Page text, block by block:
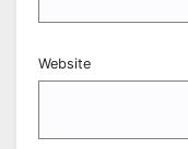
Website